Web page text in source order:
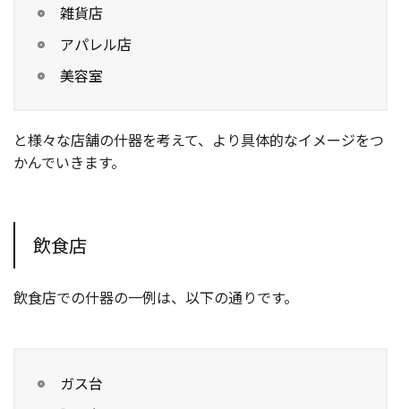
雑貨店
アパレル店
美容室
と様々な店舗の什器を考えて、より具体的なイメージをつ
かんでいきます。
飲食店
飲食店での什器の一例は、以下の通りです。
ガス台